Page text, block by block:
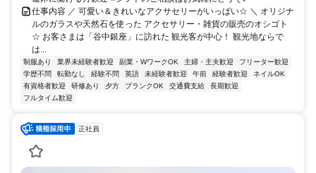
仕事内容 ／ 可愛い＆きれいなアクサセリーがいっぱい☆ ＼ オリジナ
ルのガラスや天然石を使った アクセサリー・雑貨の販売のオシゴト
☆ お客さまは「谷中銀座」に訪れた 観光客が中心！ 観光地ならで
は...
制服あり 業界未経験者歓迎 副業・WワークOK 主婦・主夫歓迎
フリーター歓迎
学歴不問
転勤なし 経験不問 英語 未経験者歓迎 午前 経験者歓迎
ネイルOK
有資格者歓迎
研修あり 夕方 ブランクOK 交通費支給
長期歓迎
フルタイム歓迎
正社員